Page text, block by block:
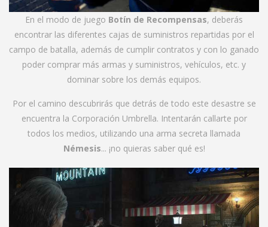
En el modo de juego Botín de Recompensas, deberás
encontrar las diferentes cajas de suministros repartidas por el
campo de batalla, además de cumplir contratos y con lo ganado
poder comprar más armas y suministros, vehículos, etc. y
dominar sobre los demás equipos.
Por el camino descubrirás que detrás de todo este desastre se
encuentra la Corporación Umbrella. Intentarán callarte por
todos los medios, utilizando una arma secreta llamada
Némesis... ¡no quieras saber qué es!